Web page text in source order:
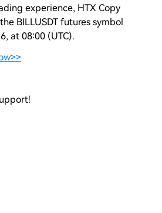
experience, HTX Copy
BILLUSDT futures symbol
at 08:00 (UTC).